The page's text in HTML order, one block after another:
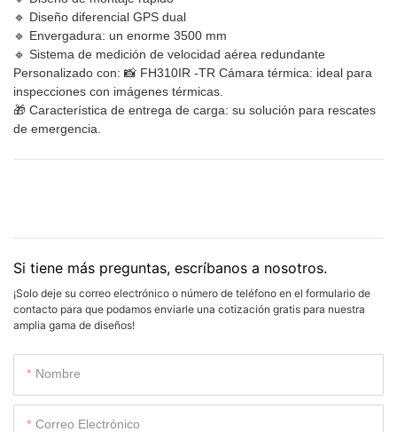
🔹 Diseño diferencial GPS dual
🔹 Envergadura: un enorme 3500 mm
🔹 Sistema de medición de velocidad aérea redundante
Personalizado con: 📸 FH310IR -TR Cámara térmica: ideal para
inspecciones con imágenes térmicas.
🎁 Característica de entrega de carga: su solución para rescates
de emergencia.
Si tiene más preguntas, escríbanos a nosotros.
¡Solo deje su correo electrónico o número de teléfono en el formulario de
contacto para que podamos enviarle una cotización gratis para nuestra
amplia gama de diseños!
Nombre
Correo Electrónico